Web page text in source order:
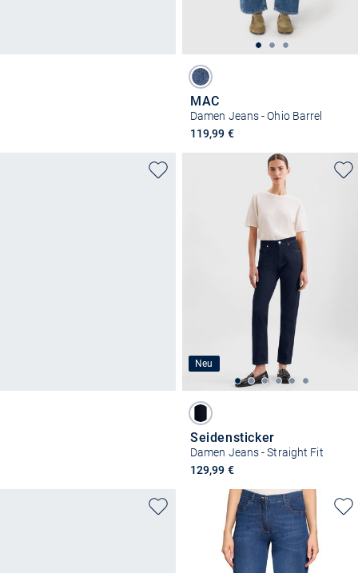
MAC
Damen Jeans - Ohio Barrel
119,99 €
Neu
Seidensticker
Damen Jeans - Straight Fit
129,99 €